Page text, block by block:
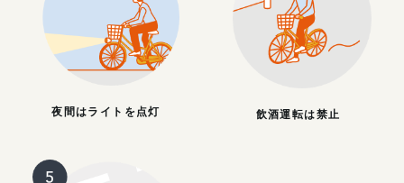
夜間はライトを点灯 飲酒運転は禁止